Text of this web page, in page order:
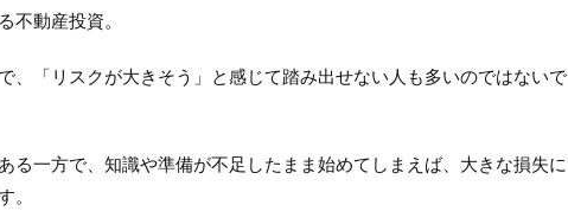
不動産投資。
、「リスクが大きそう」と感じて踏み出せない人も多いのではないで
る一方で、知識や準備が不足したまま始めてしまえば、大きな損失に
。